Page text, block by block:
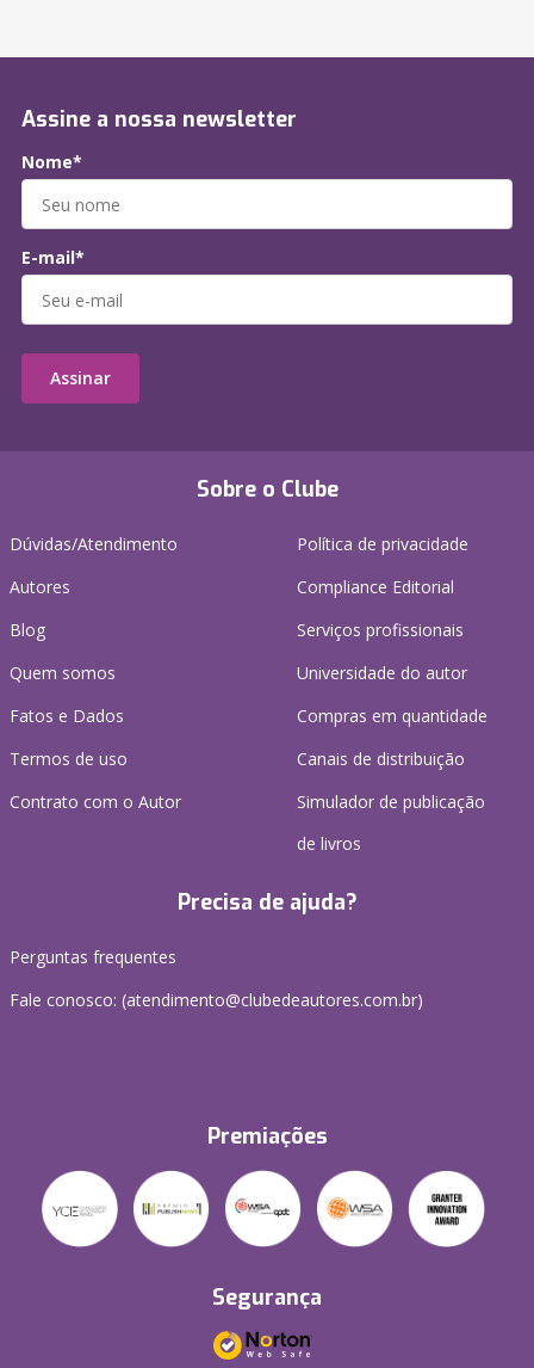
Sobre o Clube
Dúvidas/Atendimento
Autores
Blog
Quem somos
Fatos e Dados
Termos de uso
Contrato com o Autor
Política de privacidade
Compliance Editorial
Serviços profissionais
Universidade do autor
Compras em quantidade
Canais de distribuição
Simulador de publicação
de livros
Precisa de ajuda?
Perguntas frequentes
Fale conosco: (atendimento@clubedeautores.com.br)
Premiações
Segurança
Assine a nossa newsletter
Nome*
E-mail*
Assinar